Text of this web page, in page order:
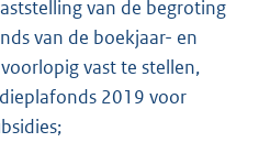
van de begroting
van de boekjaar- en
vast te stellen,
2019 voor